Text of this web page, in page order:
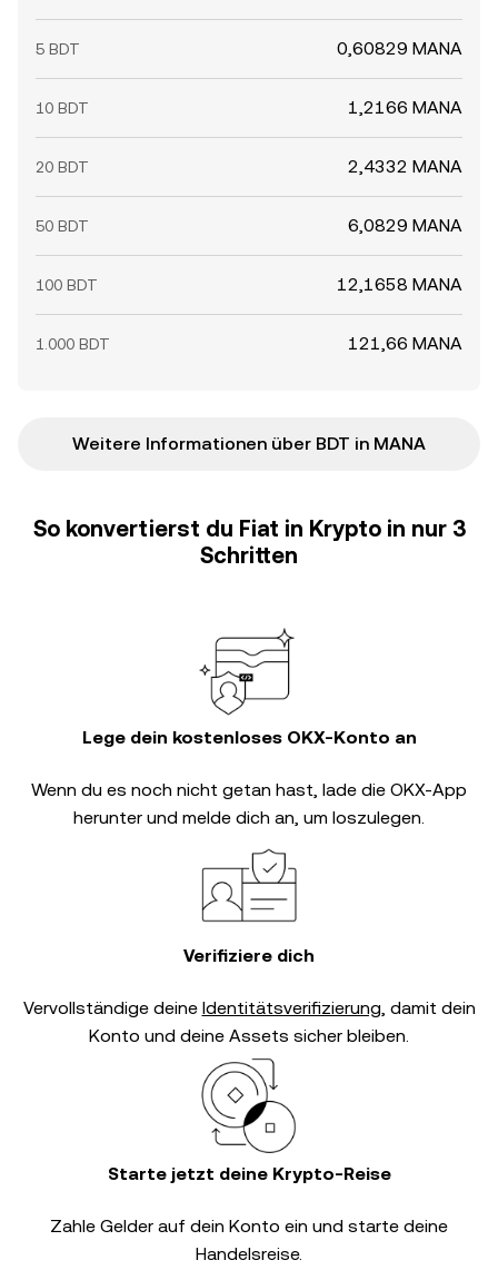
5 BDT 0,60829 MANA
10 BDT 1,2166 MANA
20 BDT 2,4332 MANA
50 BDT 6,0829 MANA
100 BDT 12,1658 MANA
1.000 BDT 121,66 MANA
Weitere Informationen über BDT in MANA
So konvertierst du Fiat in Krypto in nur 3
Schritten
Lege dein kostenloses OKX-Konto an
Wenn du es noch nicht getan hast, lade die OKX-App
herunter und melde dich an, um loszulegen.
Verifiziere dich
Vervollständige deine Identitätsverifizierung, damit dein
Konto und deine Assets sicher bleiben.
Starte jetzt deine Krypto-Reise
Zahle Gelder auf dein Konto ein und starte deine
Handelsreise.